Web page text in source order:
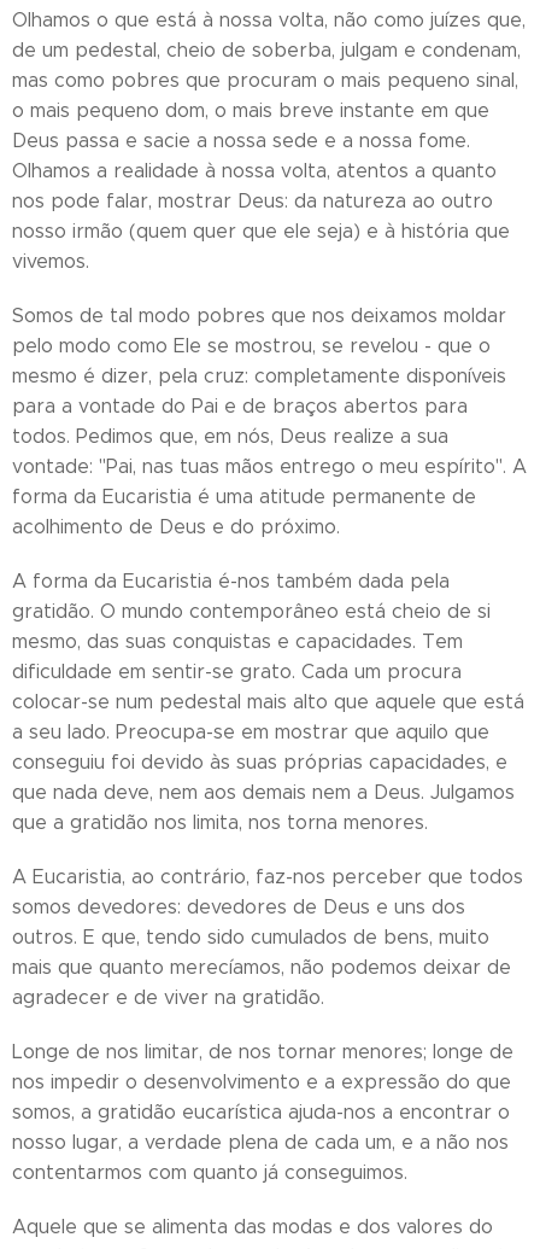
Olhamos o que está à nossa volta, não como juízes que,
de um pedestal, cheio de soberba, julgam e condenam,
mas como pobres que procuram o mais pequeno sinal,
o mais pequeno dom, o mais breve instante em que
Deus passa e sacie a nossa sede e a nossa fome.
Olhamos a realidade à nossa volta, atentos a quanto
nos pode falar, mostrar Deus: da natureza ao outro
nosso irmão (quem quer que ele seja) e à história que
vivemos.
Somos de tal modo pobres que nos deixamos moldar
pelo modo como Ele se mostrou, se revelou - que o
mesmo é dizer, pela cruz: completamente disponíveis
para a vontade do Pai e de braços abertos para
todos. Pedimos que, em nós, Deus realize a sua
vontade: "Pai, nas tuas mãos entrego o meu espírito". A
forma da Eucaristia é uma atitude permanente de
acolhimento de Deus e do próximo.
A forma da Eucaristia é-nos também dada pela
gratidão. O mundo contemporâneo está cheio de si
mesmo, das suas conquistas e capacidades. Tem
dificuldade em sentir-se grato. Cada um procura
colocar-se num pedestal mais alto que aquele que está
a seu lado. Preocupa-se em mostrar que aquilo que
conseguiu foi devido às suas próprias capacidades, e
que nada deve, nem aos demais nem a Deus. Julgamos
que a gratidão nos limita, nos torna menores.
A Eucaristia, ao contrário, faz-nos perceber que todos
somos devedores: devedores de Deus e uns dos
outros. E que, tendo sido cumulados de bens, muito
mais que quanto merecíamos, não podemos deixar de
agradecer e de viver na gratidão.
Longe de nos limitar, de nos tornar menores; longe de
nos impedir o desenvolvimento e a expressão do que
somos, a gratidão eucarística ajuda-nos a encontrar o
nosso lugar, a verdade plena de cada um, e a não nos
contentarmos com quanto já conseguimos.
Aquele que se alimenta das modas e dos valores do